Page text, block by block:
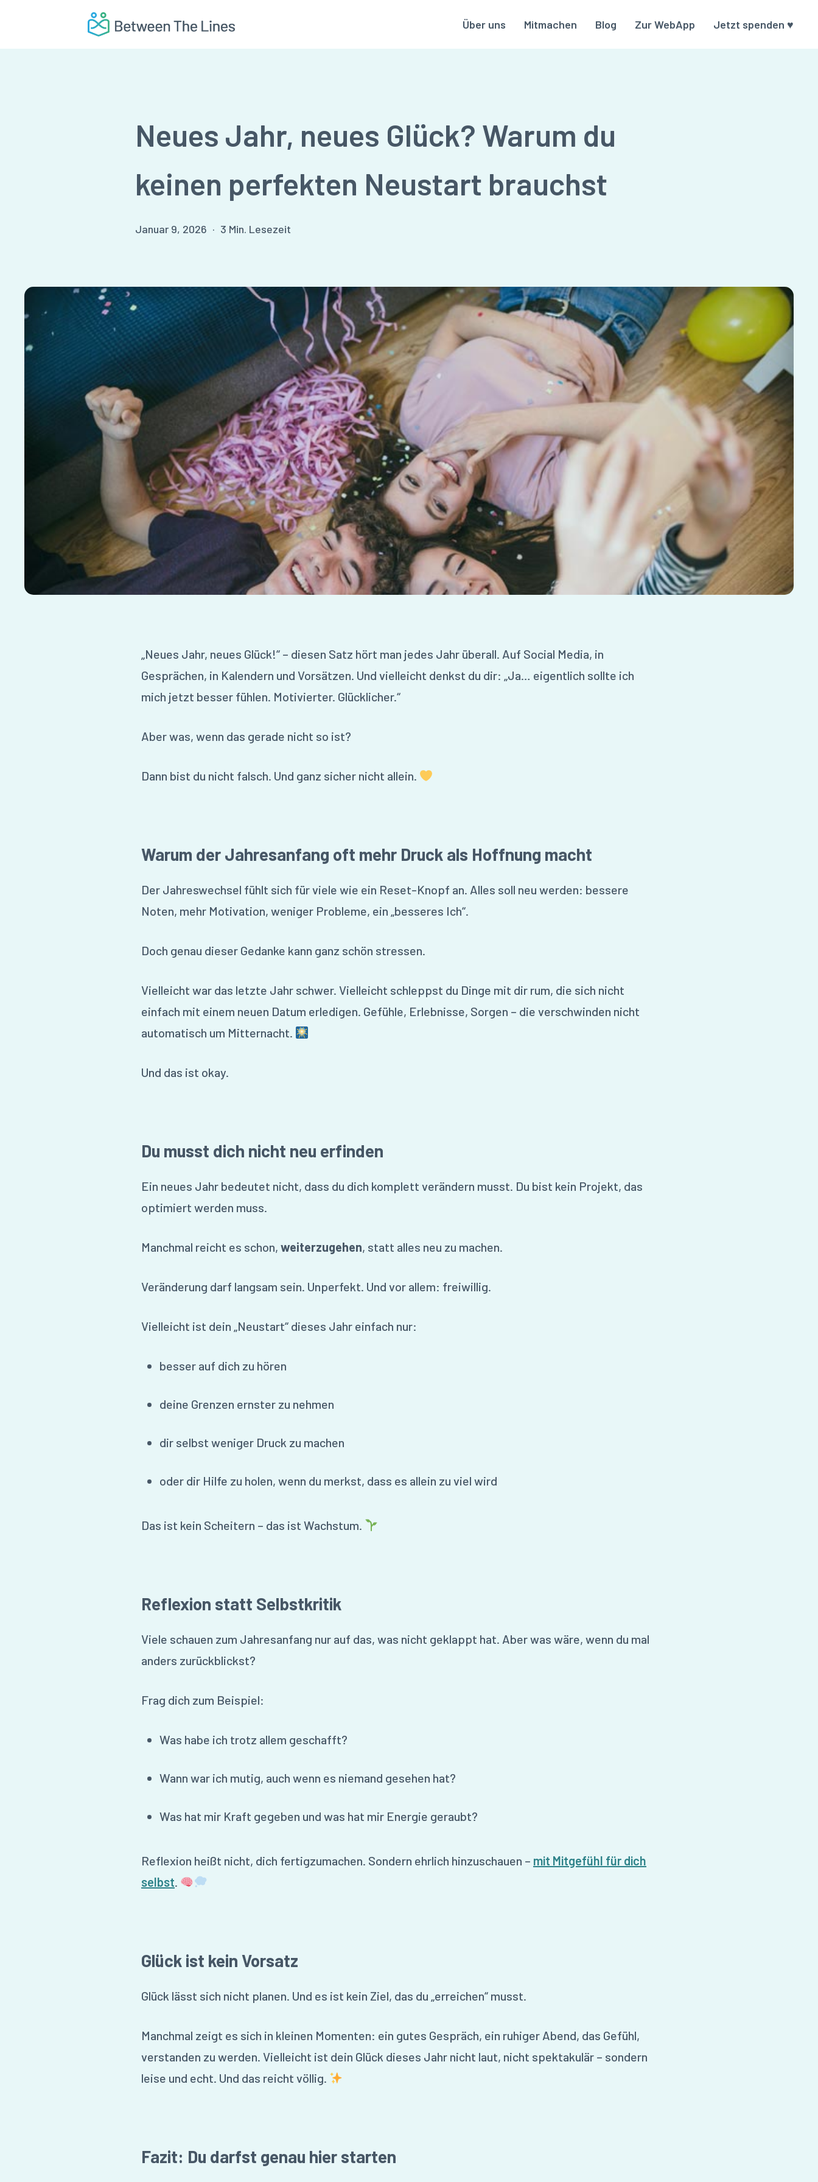
Über uns Mitmachen Blog Zur WebApp Jetzt spenden ♥
Neues Jahr, neues Glück? Warum du
keinen perfekten Neustart brauchst
Januar 9, 2026 3 Min. Lesezeit
„Neues Jahr, neues Glück!“ – diesen Satz hört man jedes Jahr überall. Auf Social Media, in
Gesprächen, in Kalendern und Vorsätzen. Und vielleicht denkst du dir: „Ja… eigentlich sollte ich
mich jetzt besser fühlen. Motivierter. Glücklicher.“
Aber was, wenn das gerade nicht so ist?
Dann bist du nicht falsch. Und ganz sicher nicht allein.
Warum der Jahresanfang oft mehr Druck als Hoffnung macht
Der Jahreswechsel fühlt sich für viele wie ein Reset-Knopf an. Alles soll neu werden: bessere
Noten, mehr Motivation, weniger Probleme, ein „besseres Ich“.
Doch genau dieser Gedanke kann ganz schön stressen.
Vielleicht war das letzte Jahr schwer. Vielleicht schleppst du Dinge mit dir rum, die sich nicht
einfach mit einem neuen Datum erledigen. Gefühle, Erlebnisse, Sorgen – die verschwinden nicht
automatisch um Mitternacht.
Und das ist okay.
Du musst dich nicht neu erfinden
Ein neues Jahr bedeutet nicht, dass du dich komplett verändern musst. Du bist kein Projekt, das
optimiert werden muss.
Manchmal reicht es schon, weiterzugehen, statt alles neu zu machen.
Veränderung darf langsam sein. Unperfekt. Und vor allem: freiwillig.
Vielleicht ist dein „Neustart“ dieses Jahr einfach nur:
besser auf dich zu hören
deine Grenzen ernster zu nehmen
dir selbst weniger Druck zu machen
oder dir Hilfe zu holen, wenn du merkst, dass es allein zu viel wird
Das ist kein Scheitern – das ist Wachstum.
Reflexion statt Selbstkritik
Viele schauen zum Jahresanfang nur auf das, was nicht geklappt hat. Aber was wäre, wenn du mal
anders zurückblickst?
Frag dich zum Beispiel:
Was habe ich trotz allem geschafft?
Wann war ich mutig, auch wenn es niemand gesehen hat?
Was hat mir Kraft gegeben und was hat mir Energie geraubt?
Reflexion heißt nicht, dich fertigzumachen. Sondern ehrlich hinzuschauen – mit Mitgefühl für dich
selbst.
Glück ist kein Vorsatz
Glück lässt sich nicht planen. Und es ist kein Ziel, das du „erreichen“ musst.
Manchmal zeigt es sich in kleinen Momenten: ein gutes Gespräch, ein ruhiger Abend, das Gefühl,
verstanden zu werden. Vielleicht ist dein Glück dieses Jahr nicht laut, nicht spektakulär – sondern
leise und echt. Und das reicht völlig.
Fazit: Du darfst genau hier starten